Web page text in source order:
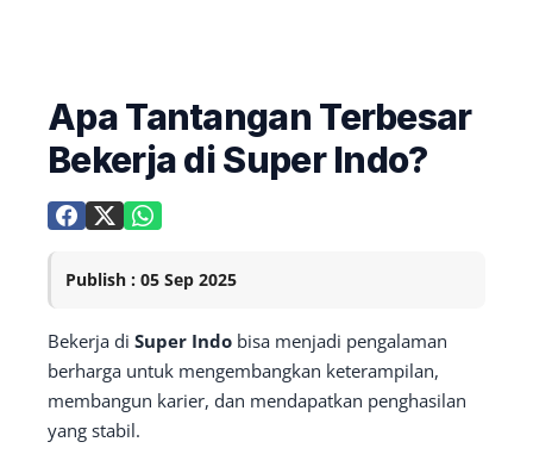
Apa Tantangan Terbesar
Bekerja di Super Indo?
Publish : 05 Sep 2025
Bekerja di Super Indo bisa menjadi pengalaman
berharga untuk mengembangkan keterampilan,
membangun karier, dan mendapatkan penghasilan
yang stabil.